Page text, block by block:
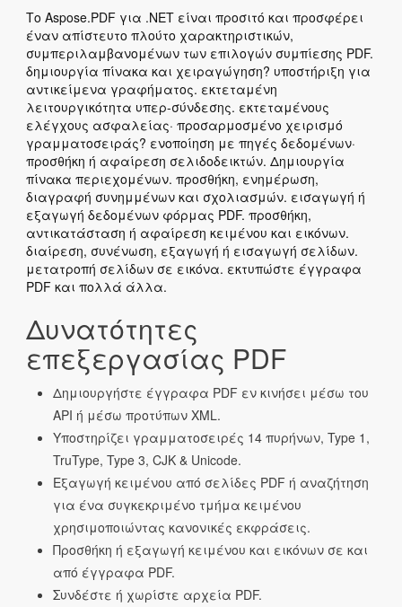
Το Aspose.PDF για .NET είναι προσιτό και προσφέρει
έναν απίστευτο πλούτο χαρακτηριστικών,
συμπεριλαμβανομένων των επιλογών συμπίεσης PDF.
δημιουργία πίνακα και χειραγώγηση? υποστήριξη για
αντικείμενα γραφήματος. εκτεταμένη
λειτουργικότητα υπερ-σύνδεσης. εκτεταμένους
ελέγχους ασφαλείας· προσαρμοσμένο χειρισμό
γραμματοσειράς? ενοποίηση με πηγές δεδομένων·
προσθήκη ή αφαίρεση σελιδοδεικτών. Δημιουργία
πίνακα περιεχομένων. προσθήκη, ενημέρωση,
διαγραφή συνημμένων και σχολιασμών. εισαγωγή ή
εξαγωγή δεδομένων φόρμας PDF. προσθήκη,
αντικατάσταση ή αφαίρεση κειμένου και εικόνων.
διαίρεση, συνένωση, εξαγωγή ή εισαγωγή σελίδων.
μετατροπή σελίδων σε εικόνα. εκτυπώστε έγγραφα
PDF και πολλά άλλα.
Δυνατότητες
επεξεργασίας PDF
Δημιουργήστε έγγραφα PDF εν κινήσει μέσω του
API ή μέσω προτύπων XML.
Υποστηρίζει γραμματοσειρές 14 πυρήνων, Type 1,
TruType, Type 3, CJK & Unicode.
Εξαγωγή κειμένου από σελίδες PDF ή αναζήτηση
για ένα συγκεκριμένο τμήμα κειμένου
χρησιμοποιώντας κανονικές εκφράσεις.
Προσθήκη ή εξαγωγή κειμένου και εικόνων σε και
από έγγραφα PDF.
Συνδέστε ή χωρίστε αρχεία PDF.